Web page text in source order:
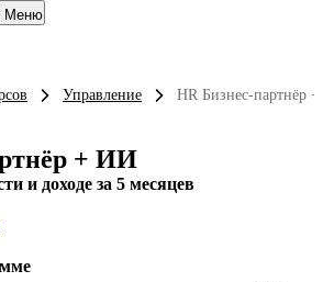
Меню
Управление HR Бизнес-партнёр
+ ИИ
и доходе за 5 месяцев